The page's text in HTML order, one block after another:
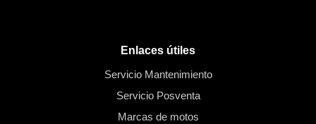
Enlaces útiles
Servicio Mantenimiento
Servicio Posventa
Marcas de motos